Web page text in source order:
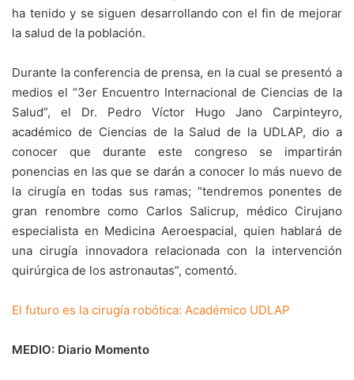
ha tenido y se siguen desarrollando con el fin de mejorar
la salud de la población.
Durante la conferencia de prensa, en la cual se presentó a
medios el “3er Encuentro Internacional de Ciencias de la
Salud”, el Dr. Pedro Víctor Hugo Jano Carpinteyro,
académico de Ciencias de la Salud de la UDLAP, dio a
conocer que durante este congreso se impartirán
ponencias en las que se darán a conocer lo más nuevo de
la cirugía en todas sus ramas; “tendremos ponentes de
gran renombre como Carlos Salicrup, médico Cirujano
especialista en Medicina Aeroespacial, quien hablará de
una cirugía innovadora relacionada con la intervención
quirúrgica de los astronautas”, comentó.
El futuro es la cirugía robótica: Académico UDLAP
MEDIO: Diario Momento